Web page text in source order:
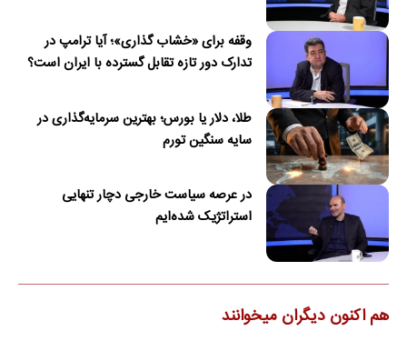
وقفه برای «خشاب گذاری»؛ آیا ترامپ در
تدارک دور تازه تقابل گسترده با ایران است؟
طلا، دلار یا بورس؛ بهترین سرمایه‌گذاری در
سایه سنگین تورم
در عرصه سیاست خارجی دچار تنهایی
استراتژیک شده‌ایم
هم اکنون دیگران میخوانند